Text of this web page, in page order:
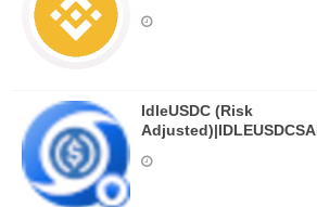
IdleUSDC (Risk
_IDLEUSDCSAFE交易所